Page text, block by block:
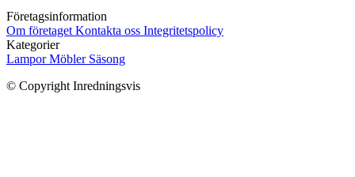
Företagsinformation
Om företaget Kontakta oss Integritetspolicy
Kategorier
LamporMöbler Säsong
© Copyright Inredningsvis